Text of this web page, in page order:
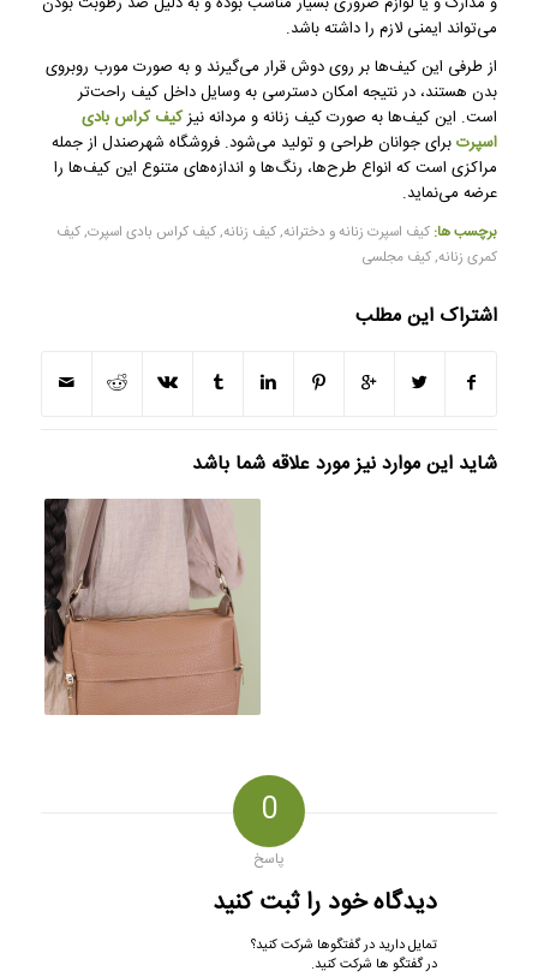
می‌تواند ایمنی لازم را داشته باشد.
از طرفی این کیف‌ها بر روی دوش قرار می‌گیرند و به صورت مورب روبروی
بدن هستند، در نتیجه امکان دسترسی به وسایل داخل کیف راحت‌تر
است. این کیف‌ها به صورت کیف زنانه و مردانه نیزکیف کراس بادی
اسپرتبرای جوانان طراحی و تولید می‌شود. فروشگاه شهرصندل از جمله
مراکزی است که انواع طرح‌ها، رنگ‌ها و اندازه‌های متنوع این کیف‌ها را
عرضه می‌نماید.
برچسب ها: کیف اسپرت زنانه و دخترانه,کیف زنانه,کیف کراس بادی اسپرت,کیف
کمری زنانه,کیف مجلسی
اشتراک این مطلب
شاید این موارد نیز مورد علاقه شما باشد
0
پاسخ
دیدگاه خود را ثبت کنید
تمایل دارید در گفتگوها شرکت کنید؟
در گفتگو ها شرکت کنید.